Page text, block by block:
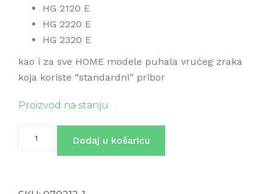
HG 2120 E
HG 2220 E
HG 2320 E
kao i za sve HOME modele puhala vrućeg zraka
koja koriste “standardni” pribor
Proizvod na stanju
sapnica
Dodaj u košaricu